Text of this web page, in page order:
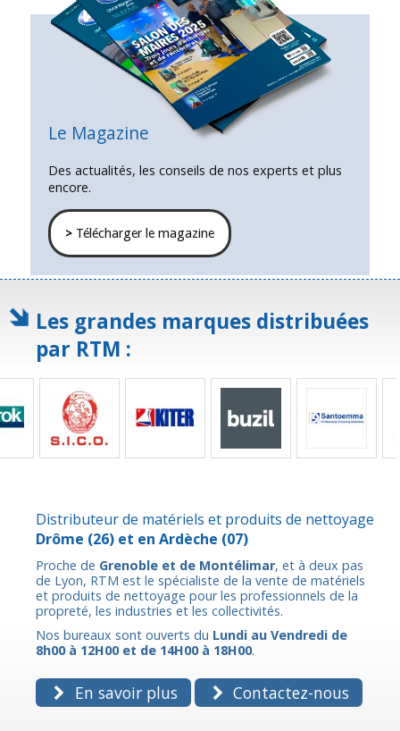
Le Magazine
Des actualités, les conseils de nos experts et plus
encore.
>Télécharger le magazine
Les grandes marques distribuées
par RTM :
Distributeur de matériels et produits de nettoyage
Drôme (26) et en Ardèche (07)
Proche de Grenoble et de Montélimar, et à deux pas
de Lyon, RTM est le spécialiste de la vente de matériels
et produits de nettoyage pour les professionnels de la
propreté, les industries et les collectivités.
Nos bureaux sont ouverts du Lundi au Vendredi de
8h00 à 12H00 et de 14H00 à 18H00.
En savoir plus Contactez-nous